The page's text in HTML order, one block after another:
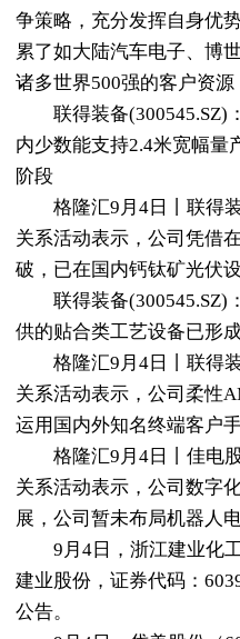
争策略，充分发挥自身优
累了如大陆汽车电子、博
诸多世界500强的客户资源
联得装备(300545.SZ)
内少数能支持2.4米宽幅量
阶段
格隆汇9月4日丨联得装
关系活动表示，公司凭借
破，已在国内钙钛矿光伏
联得装备(300545.SZ)
供的贴合类工艺设备已形
格隆汇9月4日丨联得装
关系活动表示，公司柔性
运用国内外知名终端客户
格隆汇9月4日丨佳电股
关系活动表示，公司数字
展，公司暂未布局机器人电
9月4日，浙江建业化工
建业股份，证券代码：
公告。